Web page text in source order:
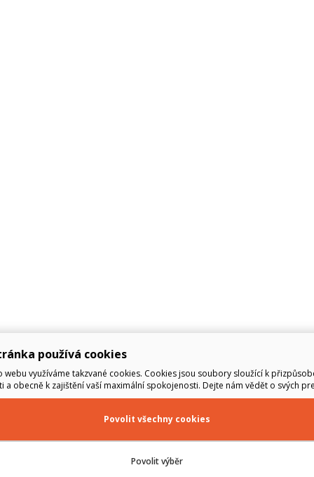
používá cookies
webu využíváme takzvané cookies. Cookies jsou soubory sloužící k
a obecně k zajištění vaší maximální spokojenosti. Dejte nám vědět o svých
Povolit výběr
Povolit všechny cookies